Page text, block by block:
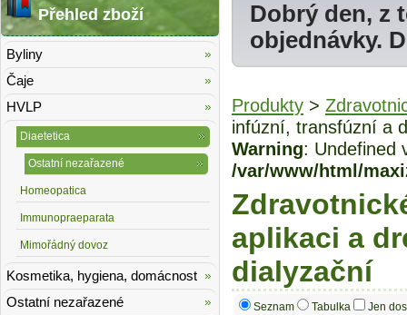
Dobrý den, z
objednávky.
Produkty >
infúzní, transfúzní a
Warning: Undefined
/var/www/html/
aplikaci a
dialyzační
Seznam Tabulka Jen
Přehled zboží
Byliny
Čaje
HVLP
Diaetetica
Ostatní nezařazené
Homeopatica
Immunopraeparata
Mimořádný dovoz
Kosmetika, hygiena, domácnost
Ostatní nezařazené